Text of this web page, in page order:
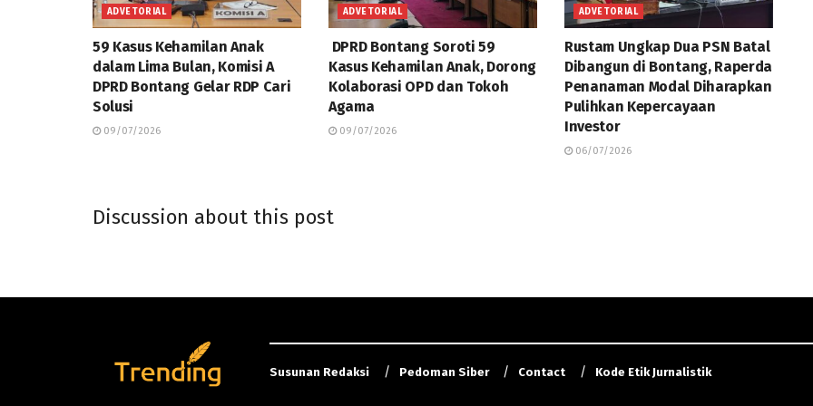
ADVETORIAL
59 Kasus Kehamilan Anak
dalam Lima Bulan, Komisi A
DPRD Bontang Gelar RDP Cari
Solusi
09/07/2026
ADVETORIAL
DPRD Bontang Soroti 59
Kasus Kehamilan Anak, Dorong
Kolaborasi OPD dan Tokoh
Agama
09/07/2026
ADVETORIAL
Rustam Ungkap Dua PSN Batal
Dibangun di Bontang, Raperda
Penanaman Modal Diharapkan
Pulihkan Kepercayaan
Investor
06/07/2026
Discussion about this post
Susunan Redaksi Pedoman Siber Contact Kode Etik Jurnalistik